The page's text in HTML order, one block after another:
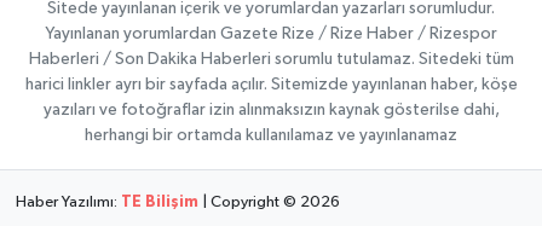
Sitede yayınlanan içerik ve yorumlardan yazarları sorumludur.
Yayınlanan yorumlardan Gazete Rize / Rize Haber / Rizespor
Haberleri / Son Dakika Haberleri sorumlu tutulamaz. Sitedeki tüm
harici linkler ayrı bir sayfada açılır. Sitemizde yayınlanan haber, köşe
yazıları ve fotoğraflar izin alınmaksızın kaynak gösterilse dahi,
herhangi bir ortamda kullanılamaz ve yayınlanamaz
Haber Yazılımı: TE Bilişim | Copyright © 2026